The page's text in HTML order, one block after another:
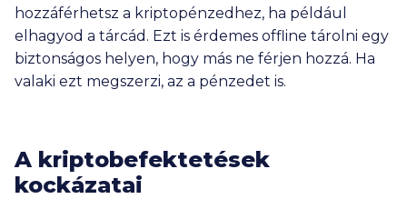
hozzáférhetsz a kriptopénzedhez, ha például
elhagyod a tárcád. Ezt is érdemes offline tárolni egy
biztonságos helyen, hogy más ne férjen hozzá. Ha
valaki ezt megszerzi, az a pénzedet is.
A kriptobefektetések
kockázatai